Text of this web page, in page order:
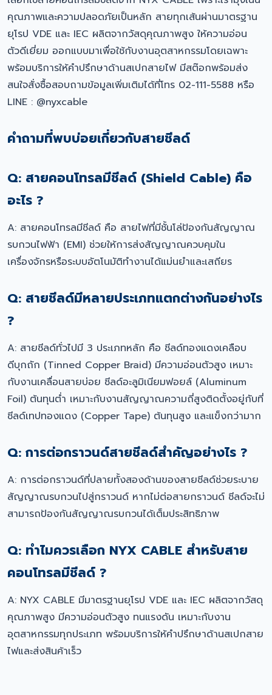
คุณภาพและความปลอดภัยเป็นหลัก สายทุกเส้นผ่านมาตรฐาน
ยุโรป VDE และ IEC ผลิตจากวัสดุคุณภาพสูง ให้ความอ่อน
ตัวดีเยี่ยม ออกแบบมาเพื่อใช้กับงานอุตสาหกรรมโดยเฉพาะ
พร้อมบริการให้คำปรึกษาด้านสเปกสายไฟ มีสต๊อกพร้อมส่ง
สนใจสั่งซื้อสอบถามข้อมูลเพิ่มเติมได้ที่โทร 02-111-5588 หรือ
LINE : @nyxcable
คำถามที่พบบ่อยเกี่ยวกับสายชีลด์
Q: สายคอนโทรลมีชีลด์ (Shield Cable) คือ
อะไร ?
A: สายคอนโทรลมีชีลด์ คือ สายไฟที่มีชั้นโล่ป้องกันสัญญาณ
รบกวนไฟฟ้า (EMI) ช่วยให้การส่งสัญญาณควบคุมใน
เครื่องจักรหรือระบบอัตโนมัติทำงานได้แม่นยำและเสถียร
Q: สายชีลด์มีหลายประเภทแตกต่างกันอย่างไร
?
A: สายชีลด์ทั่วไปมี 3 ประเภทหลัก คือ ชีลด์ทองแดงเคลือบ
ดีบุกถัก (Tinned Copper Braid) มีความอ่อนตัวสูง เหมาะ
กับงานเคลื่อนสายบ่อย ชีลด์อะลูมิเนียมฟอยล์ (Aluminum
Foil) ต้นทุนต่ำ เหมาะกับงานสัญญาณความถี่สูงติดตั้งอยู่กับที่
ชีลด์เทปทองแดง (Copper Tape) ต้นทุนสูง และแข็งกว่ามาก
Q: การต่อกราวนด์สายชีลด์สำคัญอย่างไร ?
A: การต่อกราวนด์ที่ปลายทั้งสองด้านของสายชีลด์ช่วยระบาย
สัญญาณรบกวนไปสู่กราวนด์ หากไม่ต่อสายกราวนด์ ชีลด์จะไม่
สามารถป้องกันสัญญาณรบกวนได้เต็มประสิทธิภาพ
Q: ทำไมควรเลือก NYX CABLE สำหรับสาย
คอนโทรลมีชีลด์ ?
A: NYX CABLE มีมาตรฐานยุโรป VDE และ IEC ผลิตจากวัสดุ
คุณภาพสูง มีความอ่อนตัวสูง ทนแรงดัน เหมาะกับงาน
อุตสาหกรรมทุกประเภท พร้อมบริการให้คำปรึกษาด้านสเปกสาย
ไฟและส่งสินค้าเร็ว